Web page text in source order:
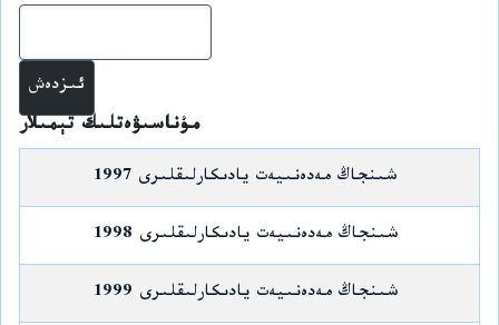
مۇناسىۋەتلىك تېمىلار
شىنجاڭ مەدەنىيەت يادىكارلىقلىرى 1997
شىنجاڭ مەدەنىيەت يادىكارلىقلىرى 1998
شىنجاڭ مەدەنىيەت يادىكارلىقلىرى 1999